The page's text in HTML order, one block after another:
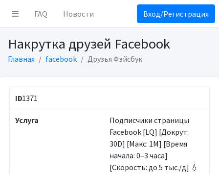
FAQ Новости Вход/Регистрация
Накрутка друзей Facebook
Главная facebook Друзья Фэйсбук
1371
Подписчики страницы
Facebook [LQ] [Докрут:
30D] [Макс: 1M] [Время
начала: 0–3 часа]
[Скорость: до 5 тыс./д] 💧